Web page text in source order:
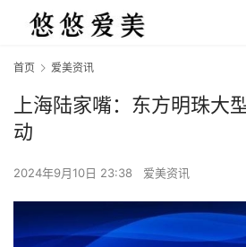
首页 爱美资讯
上海陆家嘴：东方明珠大
动
2024年9月10日 23:38 爱美资讯